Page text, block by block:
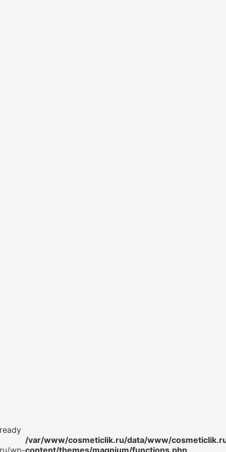
wp-
/var/www/cosmeticlik.ru/data/www/
content/themes/magnium/functions.php